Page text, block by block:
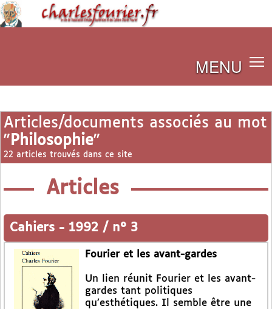
MENU
Articles/documents associés au mot
" Philosophie"
22 articles trouvés dans ce site
Articles
Cahiers - 1992 / n° 3
Fourier et les avant-gardes
Un lien réunit Fourier et les avant-
gardes tant politiques
qu’esthétiques. Il semble être une